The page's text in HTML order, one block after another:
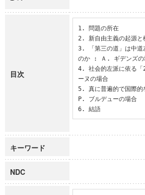
目次
1. 問題の所在
2. 新自由主義の起源と
3. 「第三の道」は中道
のか : Ａ. ギデンズの
4. 社会的左派に依る
ーヌの場合
5. 真に普遍的で国際的
P. ブルデューの場合
6. 結語
キーワード
NDC